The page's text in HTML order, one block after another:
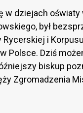
w dziejach oświaty
był
i
Polsce. Dziś
biskup
Zgromadzenia